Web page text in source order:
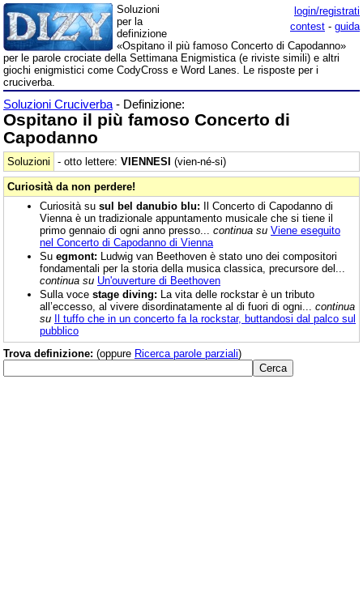
login/registrati
contest - guida
Soluzioni
per la
definizione
«Ospitano il più famoso Concerto di Capodanno»
per le parole crociate della Settimana Enigmistica (e riviste simili) e altri
giochi enigmistici come CodyCross e Word Lanes. Le risposte per i
cruciverba.
Soluzioni Cruciverba - Definizione:
Ospitano il più famoso Concerto di
Capodanno
Soluzioni - otto lettere: VIENNESI (vien-né-si)
Curiosità da non perdere!
Curiosità su sul bel danubio blu: Il Concerto di Capodanno di
Vienna è un tradizionale appuntamento musicale che si tiene il
primo gennaio di ogni anno presso... continua su Viene eseguito
nel Concerto di Capodanno di Vienna
Su egmont: Ludwig van Beethoven è stato uno dei compositori
fondamentali per la storia della musica classica, precursore del...
continua su Un'ouverture di Beethoven
Sulla voce stage diving: La vita delle rockstar è un tributo
all’eccesso, al vivere disordinatamente al di fuori di ogni... continua
su Il tuffo che in un concerto fa la rockstar, buttandosi dal palco sul
pubblico
Trova definizione: (oppure Ricerca parole parziali)